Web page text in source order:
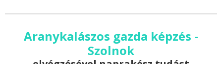
Aranykalászos gazda képzés -
Szolnok